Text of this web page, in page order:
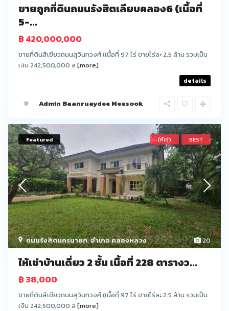
ขายถูกที่ดินถนนรังสิตเลียบคลอง6 (เนื้อที่
5-...
฿ 420,000,000
ขายที่ดินสีเขียวถนนสุวินทวงศ์ (เนื้อที่ 97 ไร่ ขายไร่ละ 2.5 ล้าน รวมเป็น
เงิน 242,500,000 ล [more]
details
Admin Baanruaydee Meesook
20
ถนนรังสิตนครนายก,อำเภอ คลองหลวง
Featured ให้เช่า BEST
ให้เช่าบ้านเดี่ยว 2 ชั้น เนื้อที่ 228 ตารางว...
฿ 38,000
ขายที่ดินสีเขียวถนนสุวินทวงศ์ (เนื้อที่ 97 ไร่ ขายไร่ละ 2.5 ล้าน รวมเป็น
เงิน 242,500,000 ล [more]